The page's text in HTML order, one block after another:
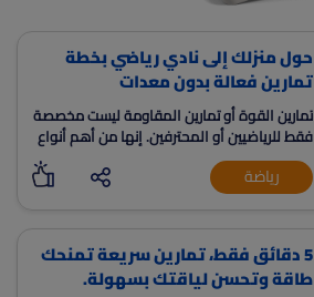
حول منزلك إلى نادي رياضي بخطة
تمارين فعالة بدون معدات
تمارين القوة أو تمارين المقاومة ليست مخصصة
فقط للرياضيين أو المحترفين. إنها من أهم أنواع
التمارين التي يجب على الجميع تضمينها في
جداولهم الرياضية.
رياضة
5 دقائق فقط، تمارين سريعة تمنحك
طاقة وتحسن لياقتك بسهولة.